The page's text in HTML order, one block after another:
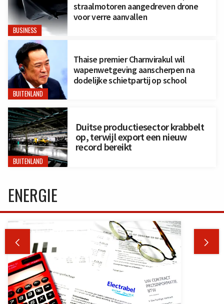
BUSINESS
straalmotoren aangedreven drone
voor verre aanvallen
BUITENLAND
Thaise premier Charnvirakul wil
wapenwetgeving aanscherpen na
dodelijke schietpartij op school
BUITENLAND
Duitse productiesector krabbelt
op, terwijl export een nieuw
record bereikt
ENERGIE
 